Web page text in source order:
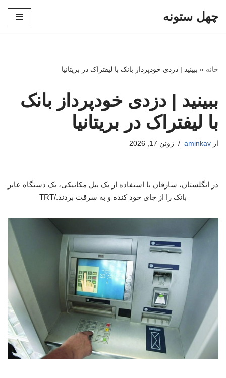
چهل ستونه
خانه » ببینید | دزدی خودپرداز بانک با لیفتراک در بریتانیا
ببینید | دزدی خودپرداز بانک
با لیفتراک در بریتانیا
از aminkav ژوئن 17, 2026
در انگلستان، سارقان با استفاده از یک بیل مکانیکی، یک دستگاه عابر
بانک را از جای خود کنده و به سرقت بردند./TRT